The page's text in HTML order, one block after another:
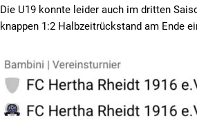
Die U19 konnte leider auch im dritten
knappen 1:2 Halbzeitrückstand am Ende